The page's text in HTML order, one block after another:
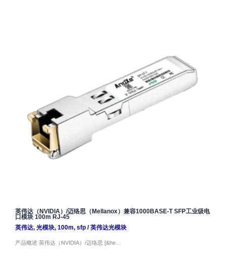
英伟达（NVIDIA）/迈络思（Mellanox）兼容1000BASE-T SFP工业级电
口模块 100m RJ-45
英伟达, 光模块, 100m, sfp/英伟达光模块
产品概述 英伟达（NVIDIA）/迈络思 [&he…